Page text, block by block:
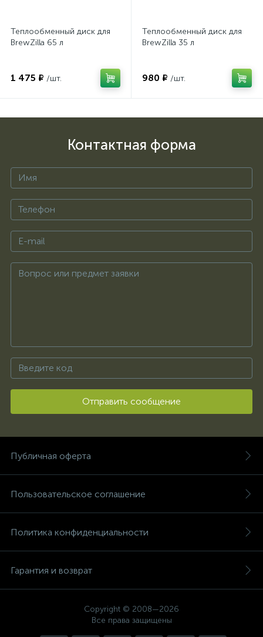
Теплообменный диск для
BrewZilla 65 л
1 475 ₽ /шт.
Теплообменный диск для
BrewZilla 35 л
980 ₽ /шт.
Контактная форма
Отправить сообщение
Публичная оферта
Пользовательское соглашение
Политика конфиденциальности
Гарантия и возврат
Copyright © 2008—2026
Все права защищены